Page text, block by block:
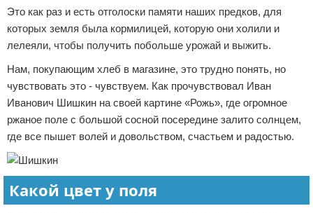
Это как раз и есть отголоски памяти наших предков, для
которых земля была кормилицей, которую они холили и
лелеяли, чтобы получить побольше урожай и выжить.
Нам, покупающим хлеб в магазине, это трудно понять, но
чувствовать это - чувствуем. Как прочувствовал Иван
Иванович Шишкин на своей картине «Рожь», где огромное
ржаное поле с большой сосной посередине залито солнцем,
где все пышет волей и довольством, счастьем и радостью.
Какой цвет у поля